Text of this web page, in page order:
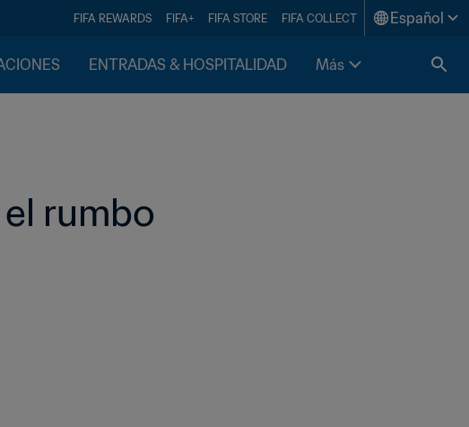
FIFA REWARDS FIFA+ FIFA STORE FIFA COLLECT Español
ENTRADAS & HOSPITALIDAD Más
rumbo